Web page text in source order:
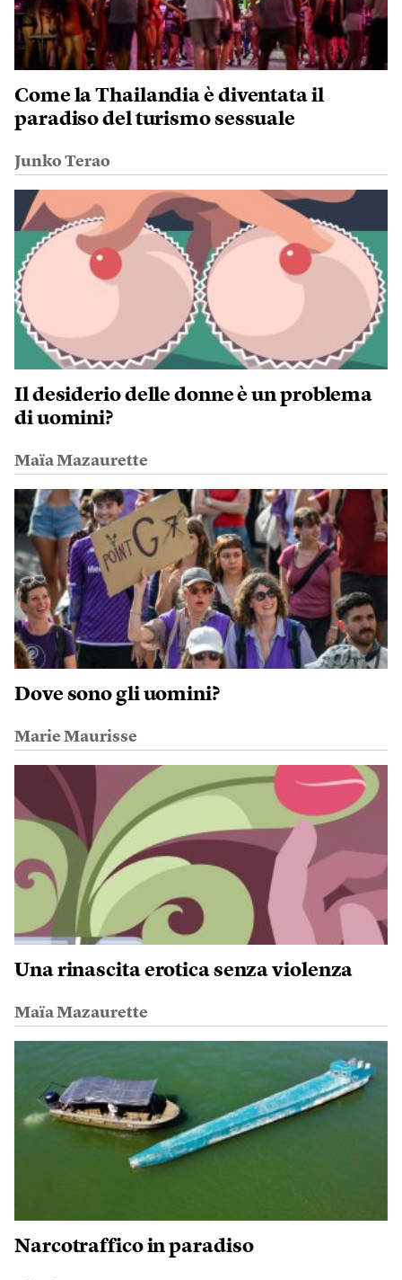
Come la Thailandia è diventata il
paradiso del turismo sessuale
Junko Terao
Il desiderio delle donne è un problema
di uomini?
Maïa Mazaurette
Dove sono gli uomini?
Marie Maurisse
Una rinascita erotica senza violenza
Maïa Mazaurette
Narcotraffico in paradiso